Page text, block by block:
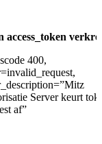
access_token
400,
Server keurt
af”